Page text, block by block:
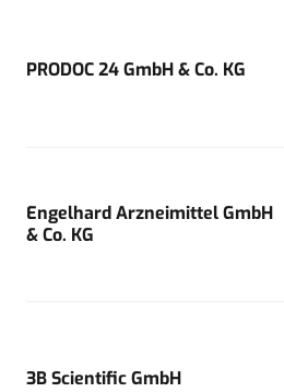
PRODOC 24 GmbH & Co. KG
Engelhard Arzneimittel GmbH
& Co. KG
3B Scientific GmbH